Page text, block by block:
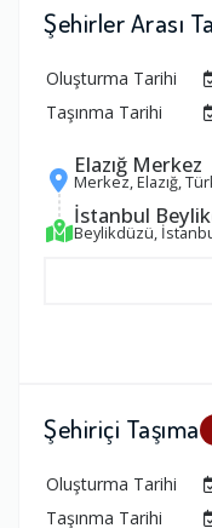
Şehirler Arası
Oluşturma Tarihi
Taşınma Tarihi
Elazığ Merkez
Merkez, Elazığ,
İstanbul
Beylikdüzü,
Şehiriçi Taşıma
Oluşturma Tarihi
Taşınma Tarihi